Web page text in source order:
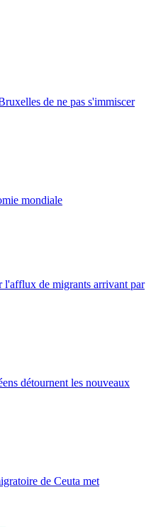
de ne pas s'immiscer
mondiale
l'afflux de migrants arrivant par
détournent les nouveaux
de Ceuta met